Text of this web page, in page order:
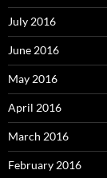
July 2016
June 2016
May 2016
April 2016
March 2016
February 2016